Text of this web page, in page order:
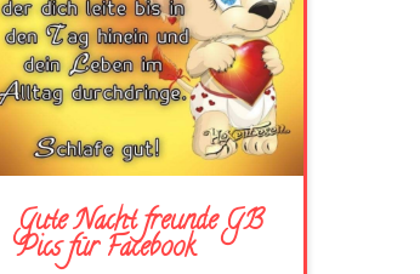
Gute Nacht freunde GB
Pics für Facebook